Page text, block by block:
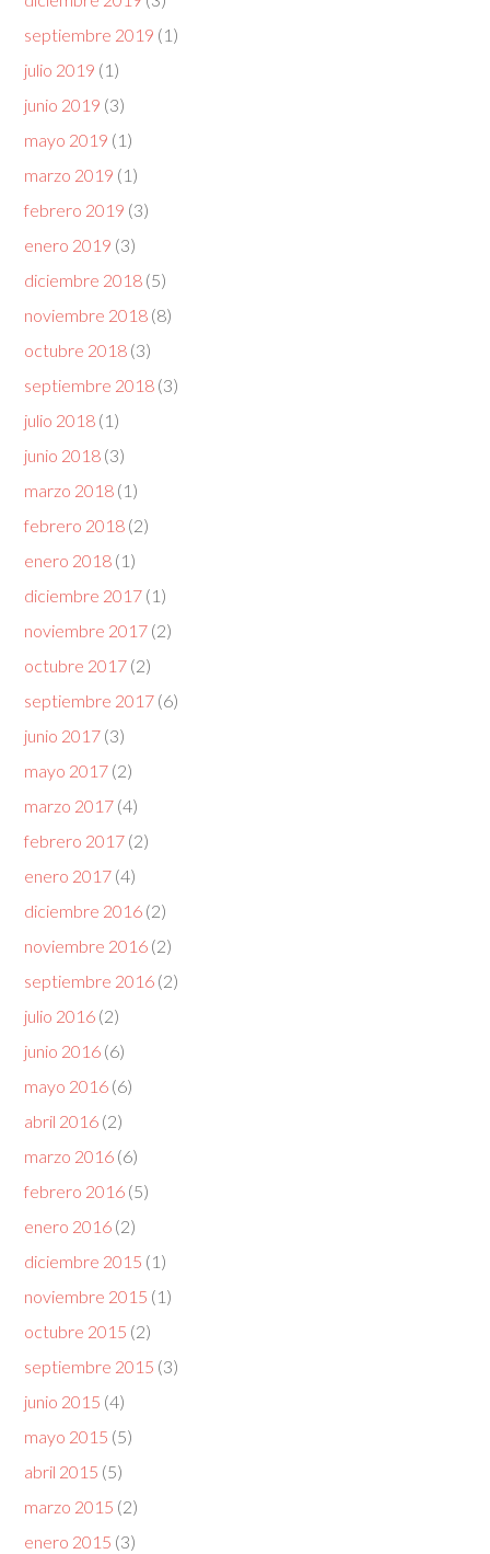
septiembre 2019 (1)
julio 2019 (1)
junio 2019 (3)
mayo 2019 (1)
marzo 2019 (1)
febrero 2019 (3)
enero 2019 (3)
diciembre 2018 (5)
noviembre 2018 (8)
octubre 2018 (3)
septiembre 2018 (3)
julio 2018 (1)
junio 2018 (3)
marzo 2018 (1)
febrero 2018 (2)
enero 2018 (1)
diciembre 2017 (1)
noviembre 2017 (2)
octubre 2017 (2)
septiembre 2017 (6)
junio 2017 (3)
mayo 2017 (2)
marzo 2017 (4)
febrero 2017 (2)
enero 2017 (4)
diciembre 2016 (2)
noviembre 2016 (2)
septiembre 2016 (2)
julio 2016 (2)
junio 2016 (6)
mayo 2016 (6)
abril 2016 (2)
marzo 2016 (6)
febrero 2016 (5)
enero 2016 (2)
diciembre 2015 (1)
noviembre 2015 (1)
octubre 2015 (2)
septiembre 2015 (3)
junio 2015 (4)
mayo 2015 (5)
abril 2015 (5)
marzo 2015 (2)
enero 2015 (3)